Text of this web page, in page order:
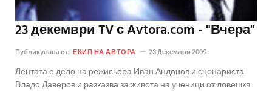
23 декември TV с Avtora.com - "Вчера"
Публикувана от: ЕКИП НА АВТОРА 23 Декември 2009
Лентата е дело на режисьора Иван Андонов и сценариста
Владо Даверов и разказва за живота на ученици от ловешка